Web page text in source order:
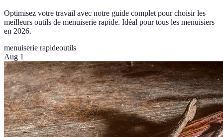
Optimisez votre travail avec notre guide complet pour choisir les
meilleurs outils de menuiserie rapide. Idéal pour tous les menuisiers
en 2026.
menuiserie rapideoutils
Aug 1